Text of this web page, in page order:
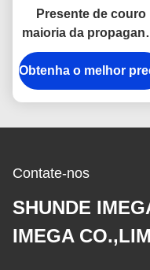
Presente de couro
maioria da
da lembrança de
Plain Leather
12mm Keychains
Obtenha o melhor
Contate-nos
SHUNDE
IMEGA